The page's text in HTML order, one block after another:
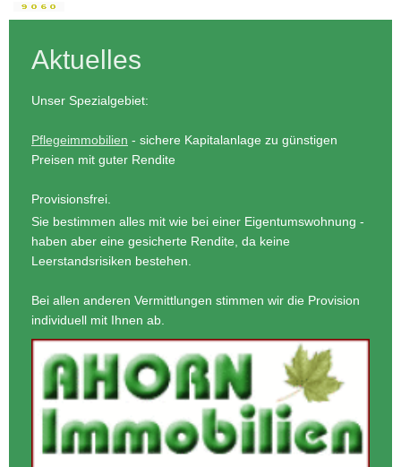
Aktuelles
Unser Spezialgebiet:
Pflegeimmobilien - sichere Kapitalanlage zu günstigen
Preisen mit guter Rendite
Provisionsfrei.
Sie bestimmen alles mit wie bei einer Eigentumswohnung -
haben aber eine gesicherte Rendite, da keine
Leerstandsrisiken bestehen.
Bei allen anderen Vermittlungen stimmen wir die Provision
individuell mit Ihnen ab.